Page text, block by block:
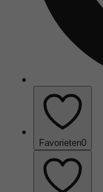
Favorieten0